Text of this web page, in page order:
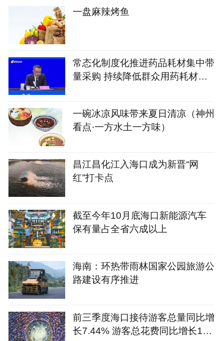
一盘麻辣烤鱼
常态化制度化推进药品耗材集中带
量采购 持续降低群众用药耗材成
一碗冰凉风味带来夏日清凉（神州
看点·一方水土一方味）
昌江昌化江入海口成为新晋“网
红”打卡点
截至今年10月底海口新能源汽车
保有量占全省六成以上
海南：环热带雨林国家公园旅游公
路建设有序推进
前三季度海口接待游客总量同比增
长7.44% 游客总花费同比增长12.